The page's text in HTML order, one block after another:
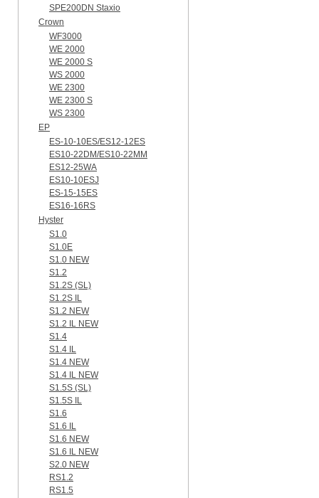
SPE200DN Staxio
Crown
WF3000
WE 2000
WE 2000 S
WS 2000
WE 2300
WE 2300 S
WS 2300
EP
ES-10-10ES/ES12-12ES
ES10-22DM/ES10-22MM
ES12-25WA
ES10-10ESJ
ES-15-15ES
ES16-16RS
Hyster
S1.0
S1.0E
S1.0 NEW
S1.2
S1.2S (SL)
S1.2S IL
S1.2 NEW
S1.2 IL NEW
S1.4
S1.4 IL
S1.4 NEW
S1.4 IL NEW
S1.5S (SL)
S1.5S IL
S1.6
S1.6 IL
S1.6 NEW
S1.6 IL NEW
S2.0 NEW
RS1.2
RS1.5